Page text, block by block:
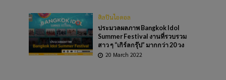
ศิลปินไอดอล
ประมวลผลภาพ Bangkok Idol
Summer Festival งานที่รวบรวม
สาว ๆ “เกิร์ลกรุ๊ป” มากกว่า 20 วง
20 March 2022